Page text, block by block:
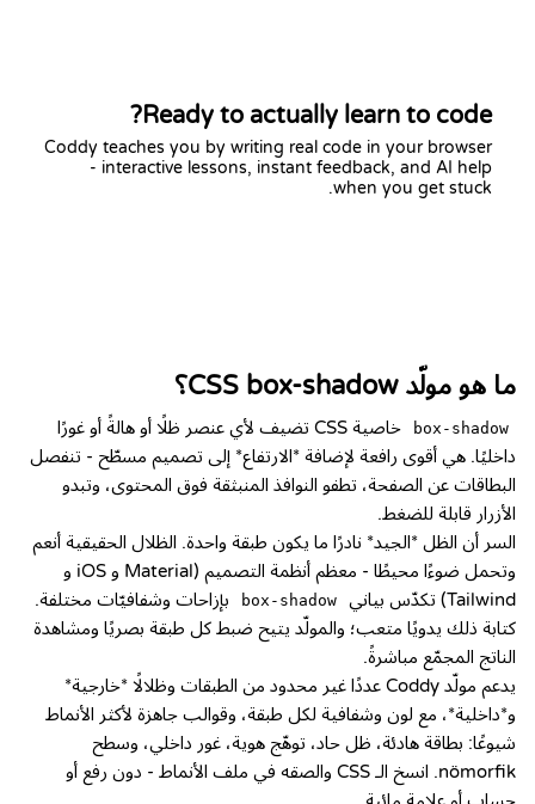
Ready to actually learn to code?
Coddy teaches you by writing real code in your browser
- interactive lessons, instant feedback, and AI help
when you get stuck.
ما هو مولّد CSS box-shadow؟
box-shadow
خاصية CSS تضيف لأي عنصر ظلًا أو هالةً أو غورًا
داخليًا. هي أقوى رافعة لإضافة *الارتفاع* إلى تصميم مسطّح - تنفصل
البطاقات عن الصفحة، تطفو النوافذ المنبثقة فوق المحتوى، وتبدو
الأزرار قابلة للضغط.
السر أن الظل *الجيد* نادرًا ما يكون طبقة واحدة. الظلال الحقيقية أنعم
وتحمل ضوءًا محيطًا - معظم أنظمة التصميم (Material و iOS و
Tailwind) تكدّس بياني
box-shadow
بإزاحات وشفافيّات مختلفة.
كتابة ذلك يدويًا متعب؛ والمولّد يتيح ضبط كل طبقة بصريًا ومشاهدة
الناتج المجمّع مباشرةً.
يدعم مولّد Coddy عددًا غير محدود من الطبقات وظلالًا *خارجية*
و*داخلية*، مع لون وشفافية لكل طبقة، وقوالب جاهزة لأكثر الأنماط
شيوعًا: بطاقة هادئة، ظل حاد، توهّج هوية، غور داخلي، وسطح
nömorfik. انسخ الـ CSS والصقه في ملف الأنماط - دون رفع أو